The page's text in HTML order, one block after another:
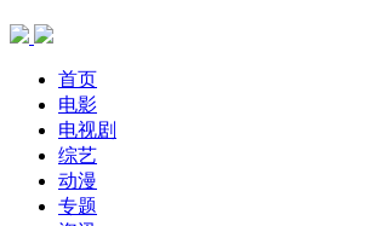
首页
电影
电视剧
综艺
动漫
专题